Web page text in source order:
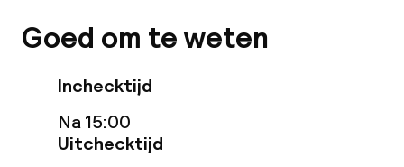
Goed om te weten
Inchecktijd
Na 15:00
Uitchecktijd